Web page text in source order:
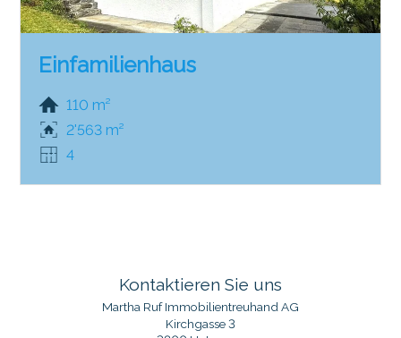
Einfamilienhaus
110 m²
2'563 m²
4
Kontaktieren Sie uns
Martha Ruf Immobilientreuhand AG
Kirchgasse 3